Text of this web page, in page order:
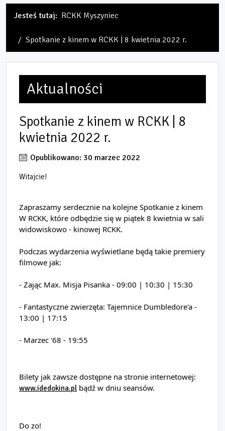
Jesteś tutaj: RCKK Myszyniec
Spotkanie z kinem w RCKK | 8 kwietnia 2022 r.
Aktualności
Spotkanie z kinem w RCKK | 8
kwietnia 2022 r.
Opublikowano: 30 marzec 2022
Witajcie!
Zapraszamy serdecznie na kolejne Spotkanie z kinem
W RCKK, które odbędzie się w piątek 8 kwietnia w sali
widowiskowo - kinowej RCKK.
Podczas wydarzenia wyświetlane będą takie premiery
filmowe jak:
- Zając Max. Misja Pisanka - 09:00 | 10:30 | 15:30
- Fantastyczne zwierzęta: Tajemnice Dumbledore'a -
13:00 | 17:15
- Marzec '68 - 19:55
www.idedokina.pl bądź w dniu seansów.
Do zo!